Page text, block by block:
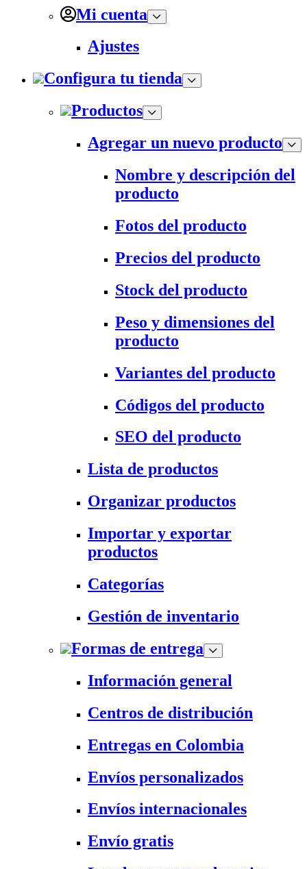
Mi cuenta
Ajustes
Configura tu tienda
Productos
Agregar un nuevo producto
Nombre y descripción del
producto
Fotos del producto
Precios del producto
Stock del producto
Peso y dimensiones del
producto
Variantes del producto
Códigos del producto
SEO del producto
Lista de productos
Organizar productos
Importar y exportar
productos
Categorías
Gestión de inventario
Formas de entrega
Información general
Centros de distribución
Entregas en Colombia
Envíos personalizados
Envíos internacionales
Envío gratis